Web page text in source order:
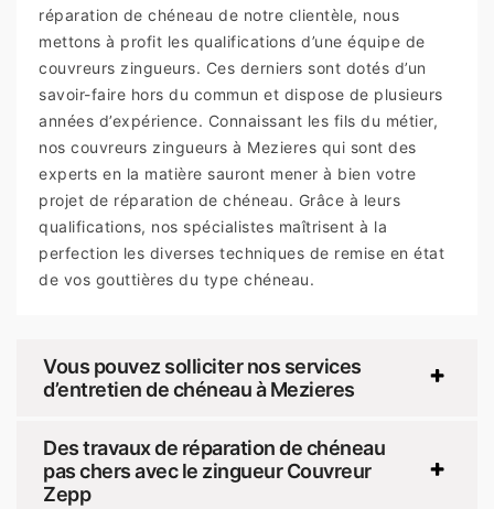
réparation de chéneau de notre clientèle, nous
mettons à profit les qualifications d’une équipe de
couvreurs zingueurs. Ces derniers sont dotés d’un
savoir-faire hors du commun et dispose de plusieurs
années d’expérience. Connaissant les fils du métier,
nos couvreurs zingueurs à Mezieres qui sont des
experts en la matière sauront mener à bien votre
projet de réparation de chéneau. Grâce à leurs
qualifications, nos spécialistes maîtrisent à la
perfection les diverses techniques de remise en état
de vos gouttières du type chéneau.
Vous pouvez solliciter nos services
d’entretien de chéneau à Mezieres
Des travaux de réparation de chéneau
pas chers avec le zingueur Couvreur
Zepp